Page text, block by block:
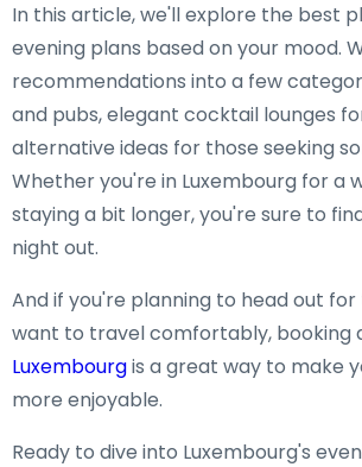
In this article, we'll explore the best
evening plans based on your mood.
recommendations into a few
and pubs, elegant cocktail lounges
alternative ideas for those seeking
Whether you're in Luxembourg for a
staying a bit longer, you're sure to
night out.
And if you're planning to head out
want to travel comfortably, booking
Luxembourgis a great way to make
more enjoyable.
Ready to dive into Luxembourg's